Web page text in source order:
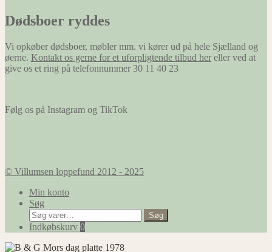
Dødsboer ryddes
Vi opkøber dødsboer, møbler mm. vi kører ud på hele Sjælland og
øerne. Kontakt os gerne for et uforpligtende tilbud her eller ved at
give os et ring på telefonnummer 30 11 40 23
Følg os på Instagram og TikTok
© Villumsen loppefund 2012 - 2025
Min konto
Søg
Søg
efter:
Søg
Indkøbskurv 0